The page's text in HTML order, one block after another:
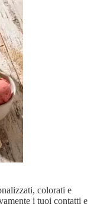
colorati e
i tuoi contatti e